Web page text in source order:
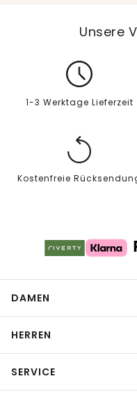
Unsere
1-3 Werktage Lieferzeit
Kostenfreie
DAMEN
HERREN
SERVICE